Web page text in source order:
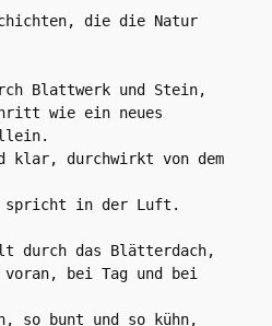
die die Natur
Blattwerk und Stein,
wie ein neues
durchwirkt von dem
spricht in der Luft.
durch das Blätterdach,
voran, bei Tag und bei
so bunt und so kühn,